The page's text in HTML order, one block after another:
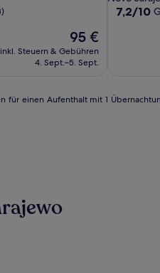
Sarajevo
Der
Preis
beträgt
95 €
inkl. Steuern & Gebühren
4. Sept.–5. Sept.
7.2
7,2/10
einen Aufenthalt mit 1